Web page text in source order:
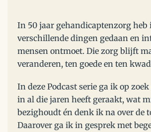
In 50 jaar gehandicaptenzorg heb
verschillende dingen gedaan en
mensen ontmoet. Die zorg blijft
veranderen, ten goede en ten
In deze Podcast serie ga ik op
in al die jaren heeft geraakt, wat
bezighoudt én denk ik na over de
Daarover ga ik in gesprek met